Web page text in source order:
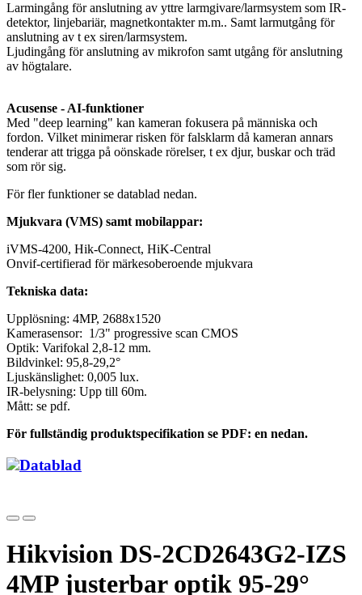
Larmingång för anslutning av yttre larmgivare/larmsystem som IR-
detektor, linjebariär, magnetkontakter m.m.. Samt larmutgång för
anslutning av t ex siren/larmsystem.
Ljudingång för anslutning av mikrofon samt utgång för anslutning
av högtalare.
Acusense - AI-funktioner
Med "deep learning" kan kameran fokusera på människa och
fordon. Vilket minimerar risken för falsklarm då kameran annars
tenderar att trigga på oönskade rörelser, t ex djur, buskar och träd
som rör sig.
För fler funktioner se datablad nedan.
Mjukvara (VMS) samt mobilappar:
iVMS-4200, Hik-Connect, HiK-Central
Onvif-certifierad för märkesoberoende mjukvara
Tekniska data:
Upplösning: 4MP, 2688x1520
Kamerasensor: 1/3" progressive scan CMOS
Optik: Varifokal 2,8-12 mm.
Bildvinkel: 95,8-29,2°
Ljuskänslighet: 0,005 lux.
IR-belysning: Upp till 60m.
Mått: se pdf.
För fullständig produktspecifikation se PDF: en nedan.
Datablad
Hikvision DS-2CD2643G2-IZS
4MP justerbar optik 95-29°